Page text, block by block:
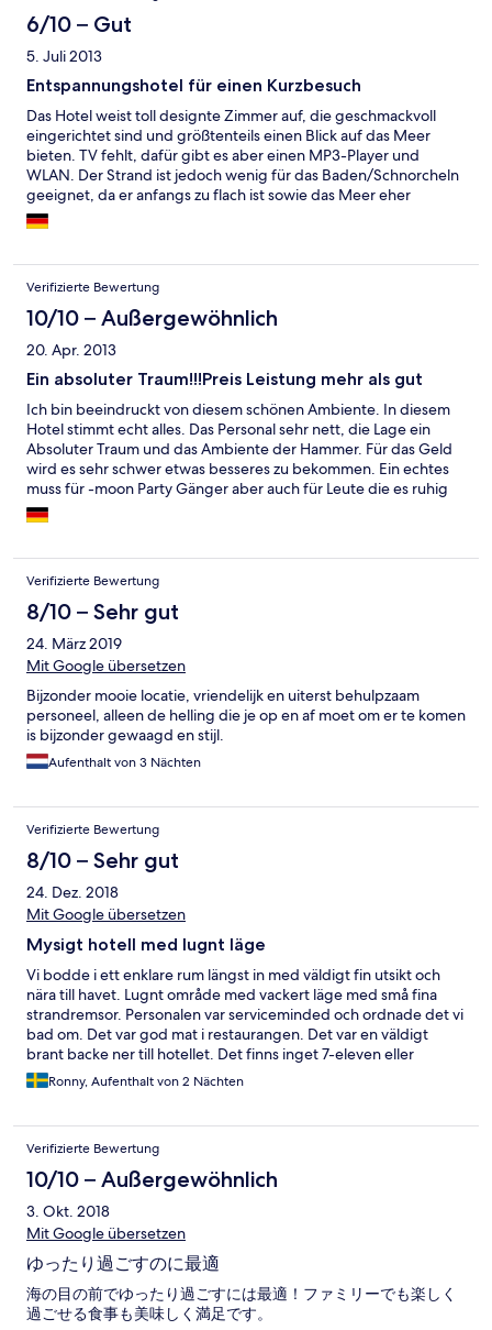
Kein lockerer Umgang mit den Badehandtüchern!
6/10 – Gut
5. Juli 2013
Entspannungshotel für einen Kurzbesuch
Das Hotel weist toll designte Zimmer auf, die geschmackvoll
eingerichtet sind und größtenteils einen Blick auf das Meer
bieten. TV fehlt, dafür gibt es aber einen MP3-Player und
WLAN. Der Strand ist jedoch wenig für das Baden/Schnorcheln
geeignet, da er anfangs zu flach ist sowie das Meer eher
unzugänglich. Der Pool ist als klein zu beschreiben. Beim
Frühstück kann zwischen asiatisch, amerikanisch und gesund
(meistens 4-5 Euro pro Mahlzeit). Leider ließ der Service zu
wünschen übrig, so kam bei einem Aufenthalt von 5 Tagen nur
ein einziges Mal der Reinigungsservice vorbei und die Minibar
wurde nie aufgefüllt. Auch der eigentlich zur Verfügung
gestellte kostenlose Piertransport wurde auf Anfrage auf der
Hotelseite hin nicht beantwortet. Das ist unterdurchschnittlich
für ein 4 Sterne-Hotel. Wahrscheinlich sind die angestellten,
ausschließlich burmesischen Fachkräfte nicht genügend
ausgebildet. Die tollen Strände wie Had Rin sind ca. 3km
entfernt und man sollte sich einen Roller mieten (Hotel bietet
diesen Service an), um die Insel erkunden zu können. Fazit: Wer
auf Koh Phangan entspannen will, ist hier richtig. Der Service
Verifizierte Bewertung
10/10 – Außergewöhnlich
20. Apr. 2013
Ein absoluter Traum!!!Preis Leistung mehr als gut
Ich bin beeindruckt von diesem schönen Ambiente. In diesem
Hotel stimmt echt alles. Das Personal sehr nett, die Lage ein
Absoluter Traum und das Ambiente der Hammer. Für das Geld
wird es sehr schwer etwas besseres zu bekommen. Ein echtes
muss für -moon Party Gänger aber auch für Leute die es ruhig
und Privat wollen
Verifizierte Bewertung
8/10 – Sehr gut
24. März 2019
Mit Google übersetzen
Bijzonder mooie locatie, vriendelijk en uiterst behulpzaam
personeel, alleen de helling die je op en af moet om er te komen
is bijzonder gewaagd en stijl.
Aufenthalt von 3 Nächten
Verifizierte Bewertung
8/10 – Sehr gut
24. Dez. 2018
Mit Google übersetzen
Mysigt hotell med lugnt läge
Vi bodde i ett enklare rum längst in med väldigt fin utsikt och
nära till havet. Lugnt område med vackert läge med små fina
strandremsor. Personalen var serviceminded och ordnade det vi
bad om. Det var god mat i restaurangen. Det var en väldigt
brant backe ner till hotellet. Det finns inget 7-eleven eller
liknande i närheten Ett mysigt hotell och gästerna var
övervägande par när vi var där. Vi kommer absolut att åka dit
Ronny, Aufenthalt von 2 Nächten
Verifizierte Bewertung
10/10 – Außergewöhnlich
3. Okt. 2018
Mit Google übersetzen
ゆったり過ごすのに最適
海の目の前でゆったり過ごすには最適！ファミリーでも楽しく
過ごせる食事も美味しく満足です。